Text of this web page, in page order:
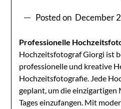
Posted on December
Professionelle
Hochzeitsfotograf Giorgi ist
professionelle und kreative
Hochzeitsfotografie. Jede
geplant, um die einzigartigen
Tages einzufangen. Mit